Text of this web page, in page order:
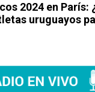
2024 en París:
uruguayos